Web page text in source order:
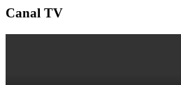
Canal TV